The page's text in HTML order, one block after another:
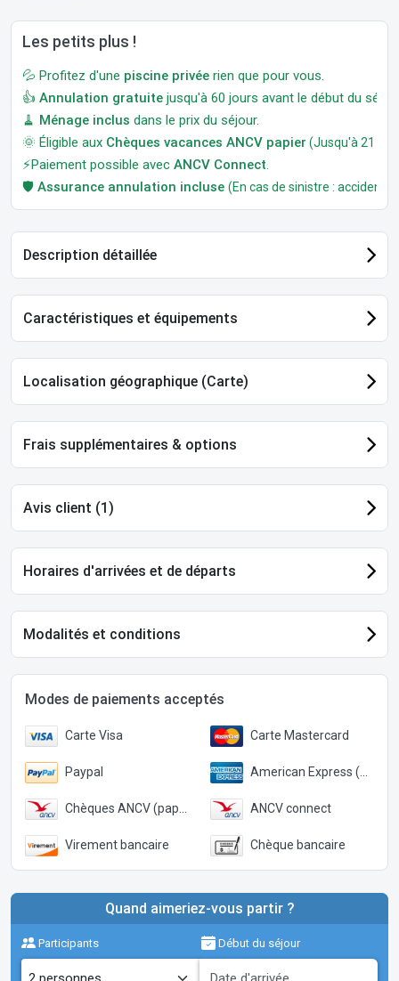
Les petits plus !
💦 Profitez d'une piscine privée rien que pour vous.
👍 Annulation gratuite jusqu'à 60 jours avant le début du
🧹 Ménage inclus dans le prix du séjour.
🌞 Éligible aux Chèques vacances ANCV papier (Jusqu'à 21
⚡Paiement possible avec ANCV Connect
🛡️ Assurance annulation incluse (En cas de sinistre : accident,
Description détaillée
Caractéristiques et équipements
Localisation géographique (Carte)
Frais supplémentaires & options
Avis client (1)
Horaires d'arrivées et de départs
Modalités et conditions
Modes de paiements acceptés
Carte Visa Carte Mastercard
Paypal American Express (Paypal)
Chèques ANCV (papier) ANCV connect
Virement bancaire Chèque bancaire
Quand aimeriez-vous partir ?
Participants Début du séjour